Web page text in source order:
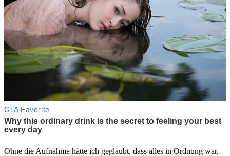
Ohne die Aufnahme hätte ich geglaubt, dass alles in Ordnung war.